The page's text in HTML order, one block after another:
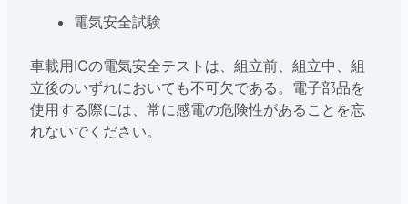
電気安全試験
車載用ICの電気安全テストは、組立前、組立中、組
立後のいずれにおいても不可欠である。電子部品を
使用する際には、常に感電の危険性があることを忘
れないでください。